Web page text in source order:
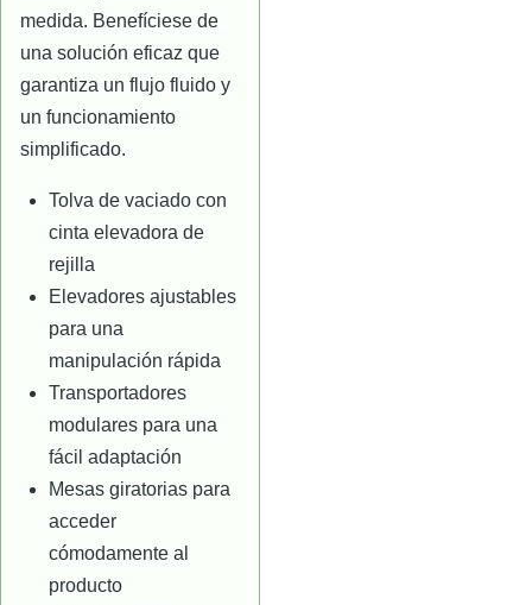
medida. Benefíciese de
una solución eficaz que
garantiza un flujo fluido y
un funcionamiento
simplificado.
Tolva de vaciado con
cinta elevadora de
rejilla
Elevadores ajustables
para una
manipulación rápida
Transportadores
modulares para una
fácil adaptación
Mesas giratorias para
acceder
cómodamente al
producto